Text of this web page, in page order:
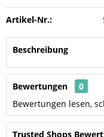
Artikel-Nr.:
Beschreibung
Bewertungen
0
Bewertungen lesen,
Trusted Shops